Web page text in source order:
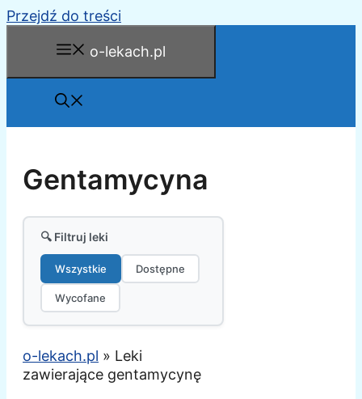
Przejdź do treści
o-lekach.pl
Gentamycyna
🔍 Filtruj leki
Wszystkie Dostępne
Wycofane
o-lekach.pl » Leki
zawierające gentamycynę